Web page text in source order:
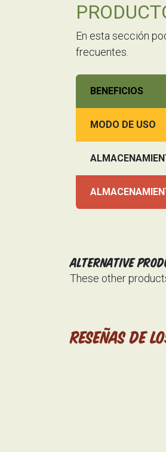
En esta sección
frecuentes.
BENEFICIOS
MODO DE USO
Alternative
These other
Reseñas de